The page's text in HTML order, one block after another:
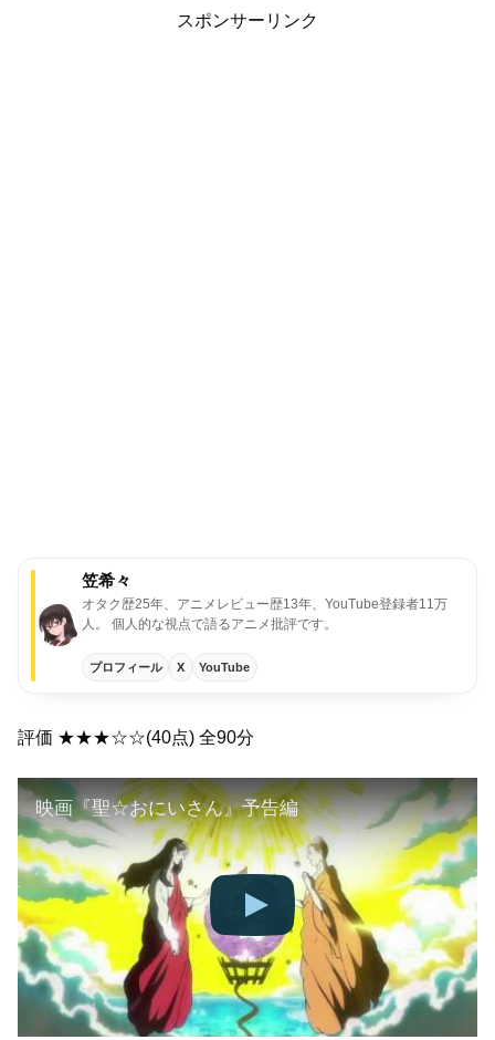
スポンサーリンク
笠希々
オタク歴25年、アニメレビュー歴13年、YouTube登録者11万
人。 個人的な視点で語るアニメ批評です。
プロフィール X YouTube
評価 ★★★☆☆(40点) 全90分
映画『聖☆おにいさん』予告編